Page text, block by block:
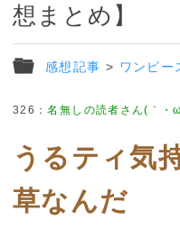
想まとめ】
感想記事 > ワンピー
326 ：名無しの読者さん(｀・
うるティ気
草なんだ